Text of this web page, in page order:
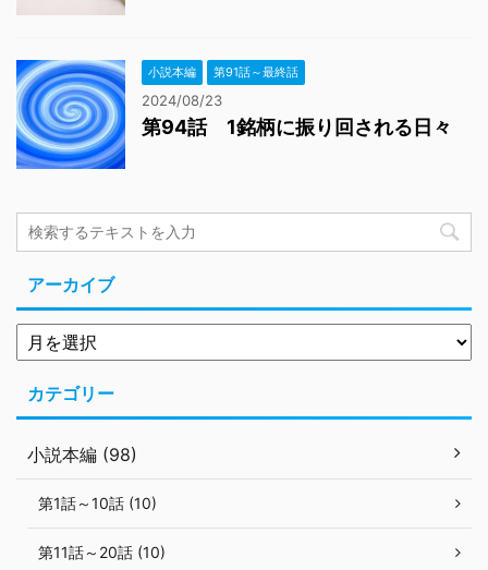
小説本編 第91話～最終話
2024/08/23
第94話 1銘柄に振り回される日々
アーカイブ
カテゴリー
小説本編 (98)
第1話～10話 (10)
第11話～20話 (10)